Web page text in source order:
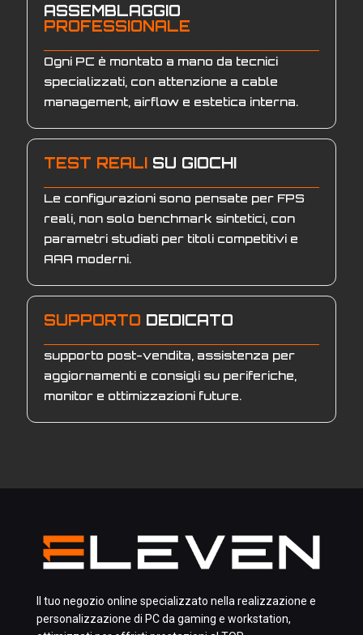
ASSEMBLAGGIO
PROFESSIONALE
Ogni PC è montato a mano da tecnici
specializzati, con attenzione a cable
management, airflow e estetica interna.
TEST REALI SU GIOCHI
Le configurazioni sono pensate per FPS
reali, non solo benchmark sintetici, con
parametri studiati per titoli competitivi e
AAA moderni.
SUPPORTO DEDICATO
supporto post-vendita, assistenza per
aggiornamenti e consigli su periferiche,
monitor e ottimizzazioni future.
Il tuo negozio online specializzato nella realizzazione e
personalizzazione di PC da gaming e workstation,